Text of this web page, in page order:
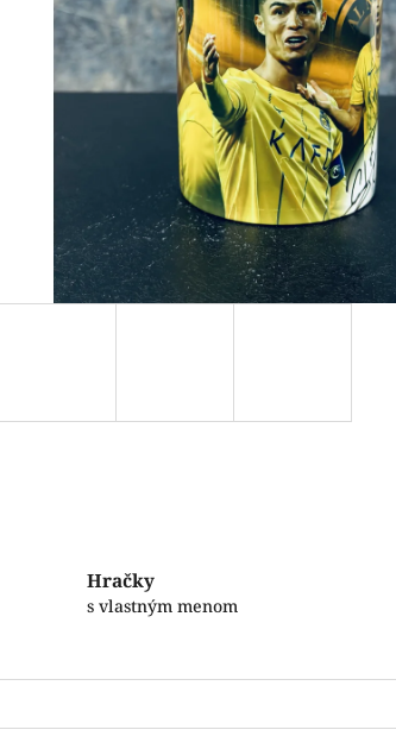
Hračky
s vlastným menom